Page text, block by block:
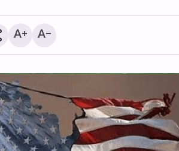
امام حسینؑ کے